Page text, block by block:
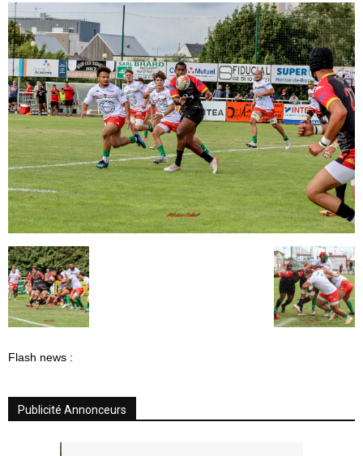
Flash news :
Publicité Annonceurs